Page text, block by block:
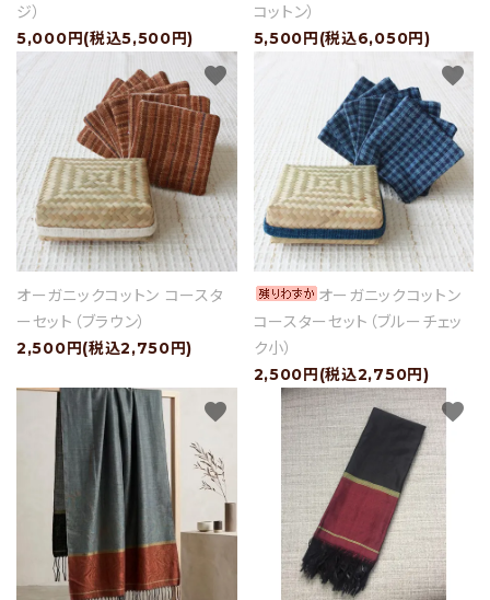
- 返品について
- 特定商取引法に基づく表記
- プライバシーポリシー
- 会員登録・メルマガ登録
- 運営会社
- お問い合わせ
ジ）
5,000円(税込5,500円)
コットン）
5,500円(税込6,050円)
オーガニックコットン コースタ
ーセット（ブラウン）
2,500円(税込2,750円)
favorite
オーガニックコットン
コースターセット（ブルーチェッ
ク小）
2,500円(税込2,750円)
favorite
favorite favorite